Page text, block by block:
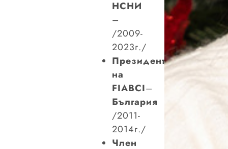
НСНИ
–
/2009-
2023г./
Президент
на
FIABCI–
България
/2011-
2014г./
Член